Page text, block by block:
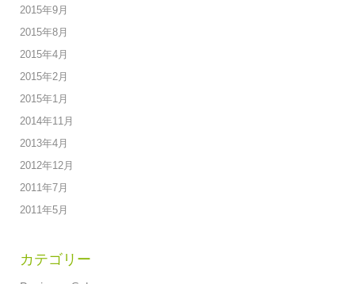
2015年9月
2015年8月
2015年4月
2015年2月
2015年1月
2014年11月
2013年4月
2012年12月
2011年7月
2011年5月
カテゴリー